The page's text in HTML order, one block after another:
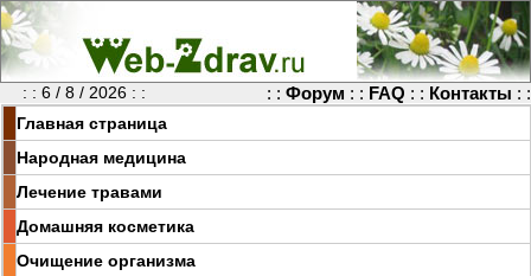
: : 6 / 8 / 2026 : : : : Форум : : FAQ : : Контакты : :
Главная страница
Народная медицина
Лечение травами
Домашняя косметика
Очищение организма